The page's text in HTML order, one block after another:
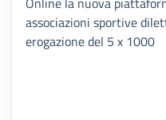
associazioni sportive
erogazione del 5 x 1000